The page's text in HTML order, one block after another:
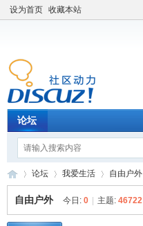
设为首页 收藏本站
论坛
论坛 我爱生活 自由户外
自由户外 今日: 0 主题: 46722